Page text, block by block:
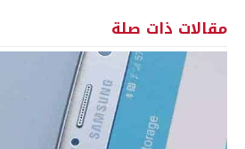
مقالات ذات صلة